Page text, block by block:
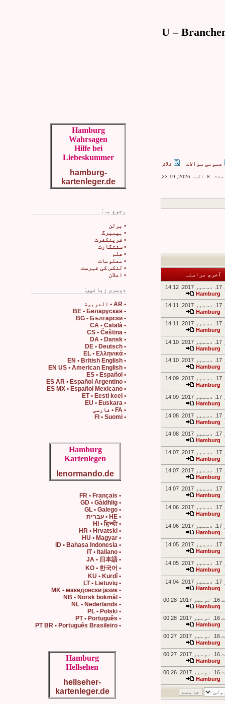
عمومی سوالات تلاش
23:19
آخری مراسلہ
Hamburg
Hamburg
Hamburg
Hamburg
Hamburg
Hamburg
Hamburg
Hamburg
Hamburg
Hamburg
Hamburg
Hamburg
Hamburg
Hamburg
Hamburg
Hamburg
Hamburg
Hamburg
Hamburg
Hamburg
Hamburg
Hamburg
Hamburg
Wahrsagen
Hilfe bei
Liebeskummer
hamburg-
kartenleger.de
رجوع بہ:
• برلن
• ہیمبرگ
• فرینکفرٹ
• سٹٹگارٹ
• علم
• معلومات
• لنکس کی فہرست
• اعلان
دوسری زبانیں:
• AR • العربية
• BE • Беларуская
• BG • Български
• CA • Català
• CS • Čeština
• DA • Dansk
• DE • Deutsch
• EL • Ελληνικά
• EN • British English
• EN US • American English
• ES • Español
• ES AR • Español Argentino
• ES MX • Español Mexicano
• ET • Eesti keel
• EU • Euskara
• FA • فارسی
• FI • Suomi
Hamburg
Kartenlegen
lenormando.de
• FR • Français
• GD • Gàidhlig
• GL • Galego
• HE • עברית
• HI • हिन्दी
• HR • Hrvatski
• HU • Magyar
• ID • Bahasa Indonesia
• IT • Italiano
• JA • 日本語
• KO • 한국어
• KU • Kurdî
• LT • Lietuvių
• MK • македонски јазик
• NB • Norsk bokmål
• NL • Nederlands
• PL • Polski
• PT • Português
• PT BR • Português Brasileiro
Hamburg
Hellsehen
hellseher-
kartenleger.de